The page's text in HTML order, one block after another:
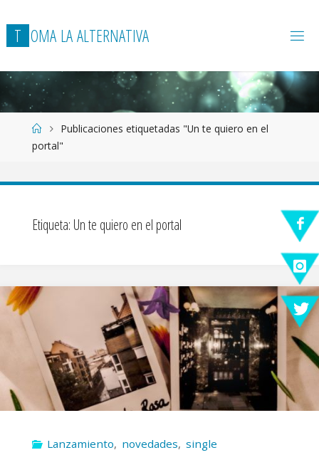
T OMA LAALTERNATIVA
Página
de
Publicaciones etiquetadas "Un te quiero en el
portal"
Etiqueta: Un te quiero en el portal
Lanzamiento, novedades, single